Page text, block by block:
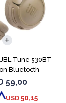
Tune 530BT
Bluetooth
59,00
USD 50,15